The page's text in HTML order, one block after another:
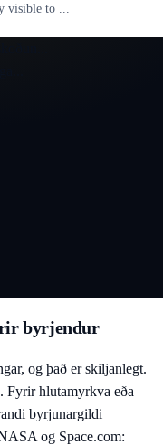
visible to ...
byrjendur
og það er skiljanlegt.
hlutamyrkva eða
byrjunargildi
og Space.com: